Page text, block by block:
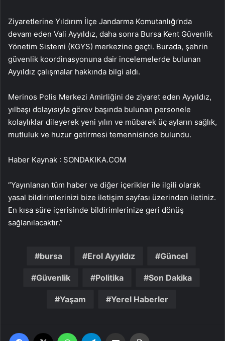
Ziyaretlerine Yıldırım İlçe Jandarma Komutanlığı’nda
devam eden Vali Ayyıldız, daha sonra Bursa Kent Güvenlik
Yönetim Sistemi (KGYS) merkezine geçti. Burada, şehrin
güvenlik koordinasyonuna dair incelemelerde bulunan
Ayyıldız çalışmalar hakkında bilgi aldı.
Merinos Polis Merkezi Amirliğini de ziyaret eden Ayyıldız,
yılbaşı dolayısıyla görev başında bulunan personele
kolaylıklar dileyerek yeni yılın ve mübarek üç ayların sağlık,
mutluluk ve huzur getirmesi temennisinde bulundu.
Haber Kaynak : SONDAKIKA.COM
“Yayınlanan tüm haber ve diğer içerikler ile ilgili olarak
yasal bildirimlerinizi bize iletişim sayfası üzerinden iletiniz.
En kısa süre içerisinde bildirimlerinize geri dönüş
sağlanılacaktır.”
bursa Erol Ayyıldız Güncel
Güvenlik Politika Son Dakika
Yaşam Yerel Haberler
Facebook WhatsApp Email'den paylaş